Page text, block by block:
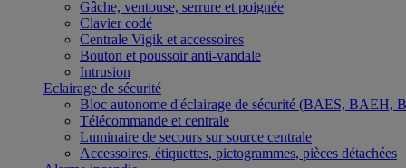
Gâche, ventouse, serrure et poignée
Clavier codé
Centrale Vigik et accessoires
Bouton et poussoir anti-vandale
Intrusion
Eclairage de sécurité
Bloc autonome d'éclairage de sécurité (BAES,
Télécommande et centrale
Luminaire de secours sur source centrale
Accessoires, étiquettes, pictogrammes, pièces détachées